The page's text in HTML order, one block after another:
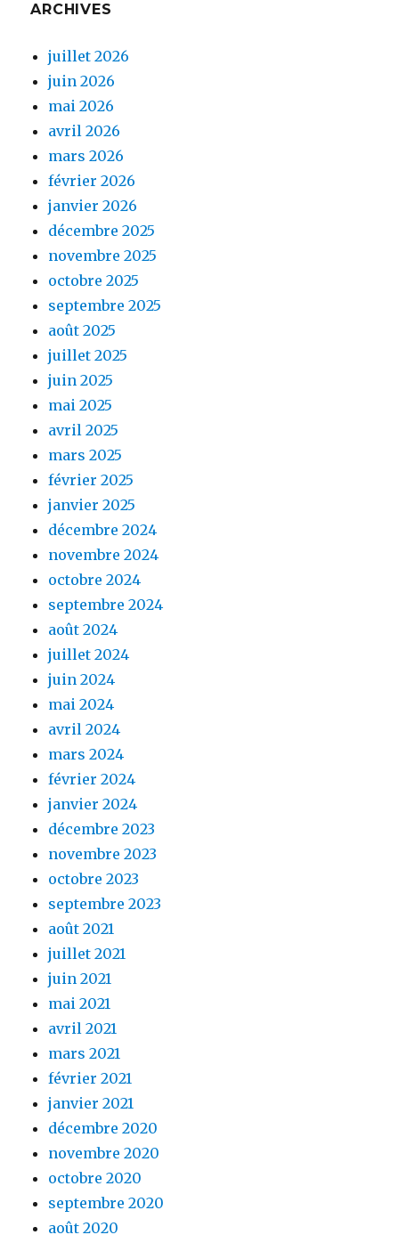
ARCHIVES
juillet 2026
juin 2026
mai 2026
avril 2026
mars 2026
février 2026
janvier 2026
décembre 2025
novembre 2025
octobre 2025
septembre 2025
août 2025
juillet 2025
juin 2025
mai 2025
avril 2025
mars 2025
février 2025
janvier 2025
décembre 2024
novembre 2024
octobre 2024
septembre 2024
août 2024
juillet 2024
juin 2024
mai 2024
avril 2024
mars 2024
février 2024
janvier 2024
décembre 2023
novembre 2023
octobre 2023
septembre 2023
août 2021
juillet 2021
juin 2021
mai 2021
avril 2021
mars 2021
février 2021
janvier 2021
décembre 2020
novembre 2020
octobre 2020
septembre 2020
août 2020